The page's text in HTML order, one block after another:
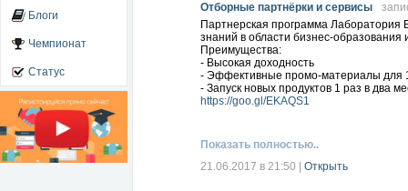
Блоги
Чемпионат
Статус
Отборные партнёрки и сервисы
Партнерская программа Лаборатория
знаний в области бизнес-образования
Преимущества:
- Высокая доходность
- Эффективные промо-материалы для
- Запуск новых продуктов 1 раз в два
https://goo.gl/EKAQS1
Показать полностью..
21.06.2017 в 21:50
Открыть